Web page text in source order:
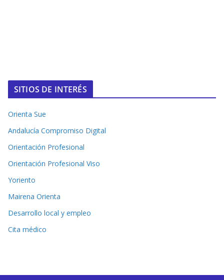
SITIOS DE INTERÉS
Orienta Sue
Andalucía Compromiso Digital
Orientación Profesional
Orientación Profesional Viso
Yoriento
Mairena Orienta
Desarrollo local y empleo
Cita médico